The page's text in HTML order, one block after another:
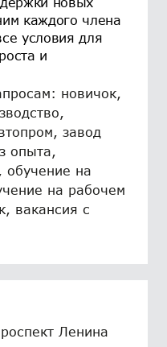
каждого члена
условия для
и
новичок,
завод
опыта,
обучение на
на рабочем
вакансия с
Ленина